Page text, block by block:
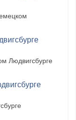
Людвигсбурге